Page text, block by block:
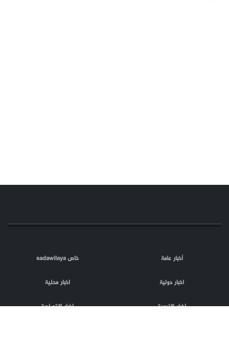
أخبار عامة خاص sadawilaya
اخبار دولية اخبار محلية
اخبار اقليمية اخبار اقتصادية